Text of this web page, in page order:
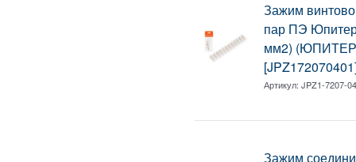
Зажим
пар ПЭ
мм2)
Артикул:JPZ1-7207-
Зажим